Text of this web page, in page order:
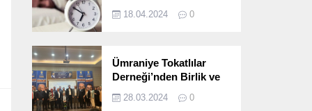
18.04.2024 0
Ümraniye Tokatlılar
Derneği’nden Birlik ve
Programı
28.03.2024 0